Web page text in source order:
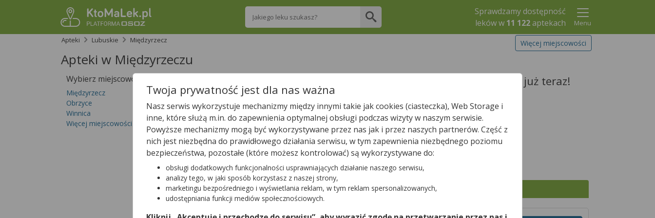
Wpisz nazwę leku
Sprawdzamy dostępność
leków w 11 122aptekach
Menu
Apteki
Lubuskie Międzyrzecz Więcej miejscowości
Apteki w Międzyrzeczu
Wybierz miejscowość
Międzyrzecz
Obrzyce
Winnica
Więcej miejscowości...
Sprawdź, które apteki w Międzyrzeczu posiadają Twój lek i zarezerwuj go już teraz!
Wpisz nazwę leku
Szukaj leku
W Międzyrzeczu jest11aptek.
Tylko otwarte apteki
Twoja prywatność jest dla nas ważna
Nasz serwis wykorzystuje mechanizmy między innymi takie jak cookies (ciasteczka), Web Storage i
inne, które służą m.in. do zapewnienia optymalnej obsługi podczas wizyty w naszym serwisie.
Powyższe mechanizmy mogą być wykorzystywane przez nas jak i przez naszych partnerów. Część z
nich jest niezbędna do prawidłowego działania serwisu, w tym zapewnienia niezbędnego poziomu
bezpieczeństwa, pozostałe (które możesz kontrolować) są wykorzystywane do:
obsługi dodatkowych funkcjonalności usprawniających działanie naszego serwisu,
analizy tego, w jaki sposób korzystasz z naszej strony,
marketingu bezpośredniego i wyświetlania reklam, w tym reklam spersonalizowanych,
udostępniania funkcji mediów społecznościowych.